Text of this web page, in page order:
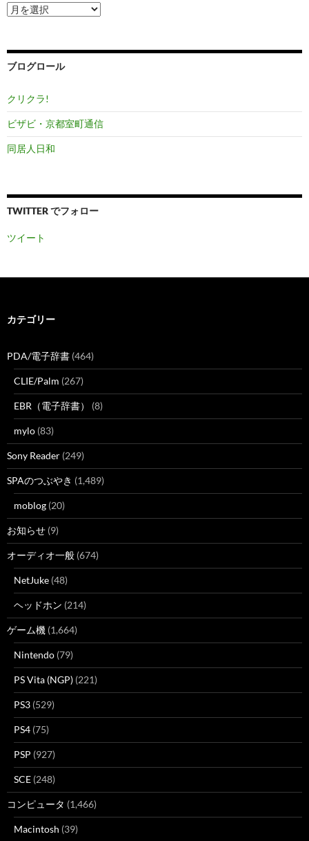
ア
ー
ブ
ブログロール
クリクラ!
ビザビ・京都室町通信
同居人日和
TWITTER でフォロー
ツイート
カテゴリー
PDA/電子辞書 (464)
CLIE/Palm (267)
EBR（電子辞書） (8)
mylo (83)
Sony Reader (249)
SPAのつぶやき (1,489)
moblog (20)
お知らせ (9)
オーディオ一般 (674)
NetJuke (48)
ヘッドホン (214)
ゲーム機 (1,664)
Nintendo (79)
PS Vita (NGP) (221)
PS3 (529)
PS4 (75)
PSP (927)
SCE (248)
コンピュータ (1,466)
Macintosh (39)